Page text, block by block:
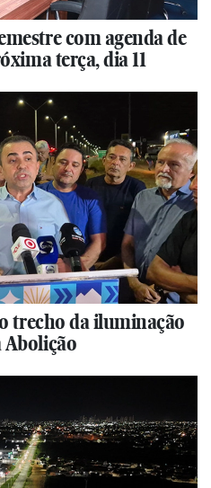
com agenda de
terça, dia 11
trecho da iluminação
Abolição